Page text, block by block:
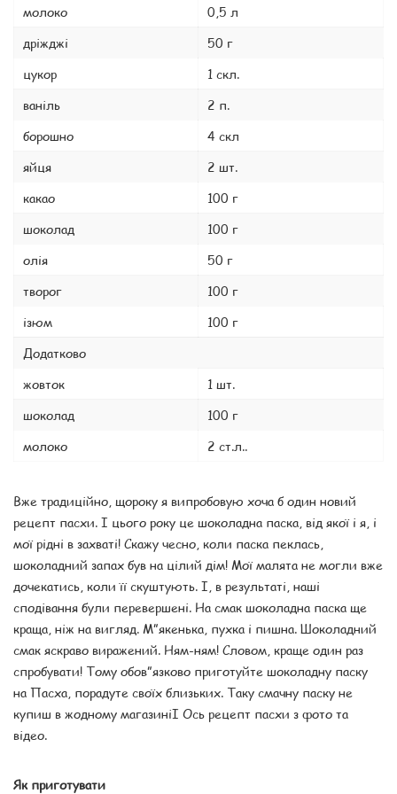
молоко
0,5 л
дріжджі
50 г
цукор
1 скл.
ваніль
2 п.
борошно
4 скл
яйця
2 шт.
какао
100 г
шоколад
100 г
олія
50 г
творог
100 г
ізюм
100 г
Додатково
жовток
1 шт.
шоколад
100 г
молоко
2 ст.л..
Вже традиційно, щороку я випробовую хоча б один новий
рецепт пасхи. І цього року це шоколадна паска, від якої і я, і
мої рідні в захваті! Скажу чесно, коли паска пеклась,
шоколадний запах був на цілий дім! Мої малята не могли вже
дочекатись, коли її скуштують. І, в результаті, наші
сподівання були перевершені. На смак шоколадна паска ще
краща, ніж на вигляд. М”якенька, пухка і пишна. Шоколадний
смак яскраво виражений. Ням-ням! Словом, краще один раз
спробувати! Тому обов”язково приготуйте шоколадну паску
на Пасха, порадуте своїх близьких. Таку смачну паску не
купиш в жодному магазиніІ Ось рецепт пасхи з фото та
відео.
Як приготувати